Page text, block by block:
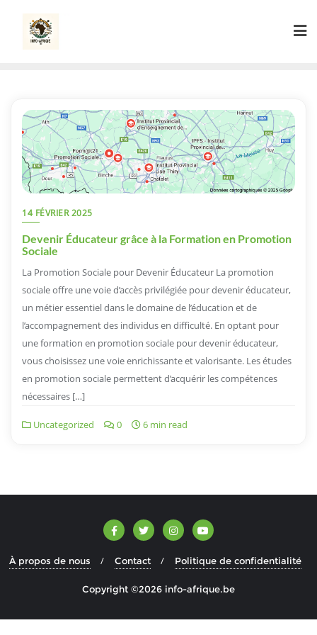
content
14 FÉVRIER 2025
Devenir Éducateur grâce à la Formation en Promotion
Sociale
La Promotion Sociale pour Devenir Éducateur La promotion
sociale offre une voie d’accès privilégiée pour devenir éducateur,
un métier essentiel dans le domaine de l’éducation et de
l’accompagnement des individus en difficulté. En optant pour
une formation en promotion sociale pour devenir éducateur,
vous choisissez une voie enrichissante et valorisante. Les études
en promotion sociale permettent d’acquérir les compétences
nécessaires […]
Uncategorized 0 6 min read
À propos de nous Contact Politique de confidentialité
Copyright ©2026 info-afrique.be